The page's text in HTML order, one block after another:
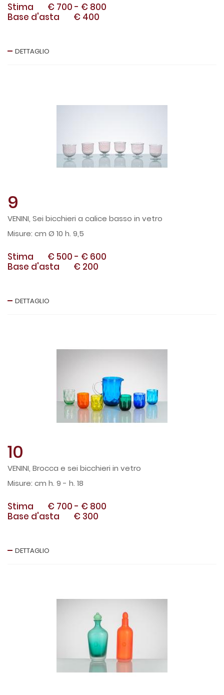
Stima € 700 - € 800
Base d'asta
€ 400
DETTAGLIO
9
VENINI, Sei bicchieri a calice basso in vetro
cm Ø 10 h. 9,5
Stima € 500 - € 600
Base d'asta
€ 200
DETTAGLIO
10
VENINI, Brocca e sei bicchieri in vetro
cm h. 9 - h. 18
Stima € 700 - € 800
Base d'asta
€ 300
DETTAGLIO